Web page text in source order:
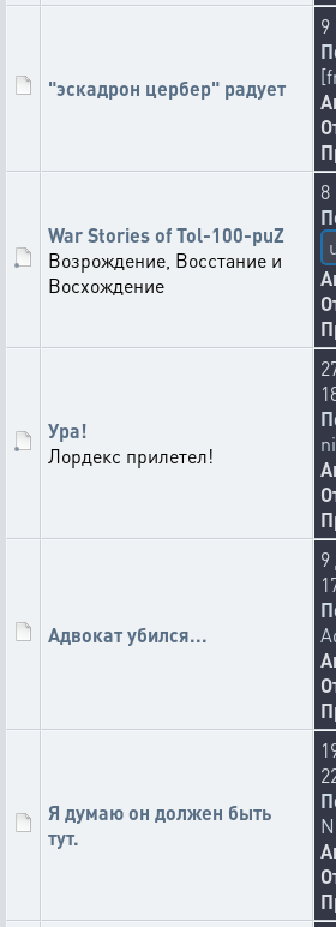
"эскадрон цербер" радует
9
War Stories of Tol-100-puZ
Возрождение, Восстание и
Восхождение
8
Ура!
Лордекс прилетел!
Адвокат убился...
9
Я думаю он должен быть
тут.